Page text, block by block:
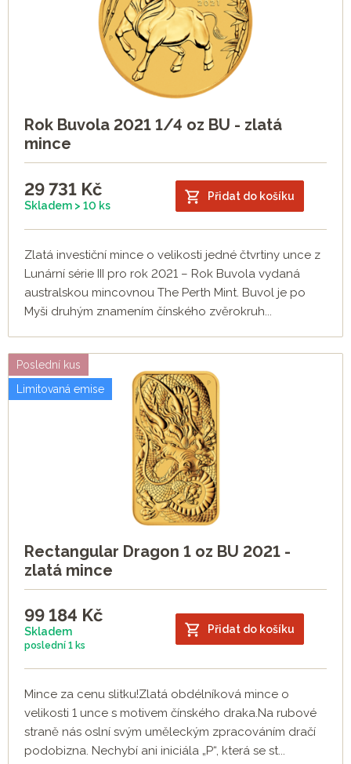
Rok Buvola 2021 1/4 oz BU - zlatá
mince
29 731 Kč
Skladem > 10 ks
Přidat do košíku
Zlatá investiční mince o velikosti jedné čtvrtiny unce z
Lunární série III pro rok 2021 – Rok Buvola vydaná
australskou mincovnou The Perth Mint. Buvol je po
Myši druhým znamením čínského zvěrokruh...
Poslední kus
Limitovaná emise
Rectangular Dragon 1 oz BU 2021 -
zlatá mince
99 184 Kč
Skladem
poslední 1 ks
Přidat do košíku
Mince za cenu slitku!Zlatá obdélníková mince o
velikosti 1 unce s motivem čínského draka.Na rubové
straně nás oslní svým uměleckým zpracováním dračí
podobizna. Nechybí ani iniciála „P“, která se st...